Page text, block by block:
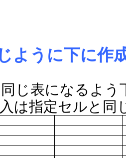
ように下に作
じ表になるよ
定セルと同じ